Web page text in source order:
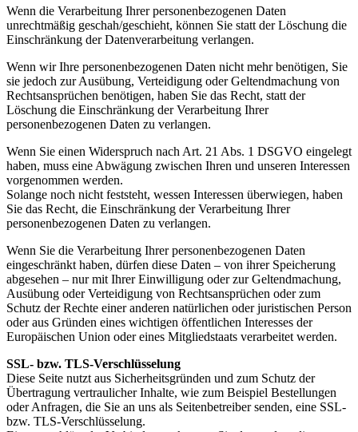
Wenn die Verarbeitung Ihrer personenbezogenen Daten
unrechtmäßig geschah/geschieht, können Sie statt der Löschung die
Einschränkung der Datenverarbeitung verlangen.
Wenn wir Ihre personenbezogenen Daten nicht mehr benötigen, Sie
sie jedoch zur Ausübung, Verteidigung oder Geltendmachung von
Rechtsansprüchen benötigen, haben Sie das Recht, statt der
Löschung die Einschränkung der Verarbeitung Ihrer
personenbezogenen Daten zu verlangen.
Wenn Sie einen Widerspruch nach Art. 21 Abs. 1 DSGVO eingelegt
haben, muss eine Abwägung zwischen Ihren und unseren Interessen
vorgenommen werden.
Solange noch nicht feststeht, wessen Interessen überwiegen, haben
Sie das Recht, die Einschränkung der Verarbeitung Ihrer
personenbezogenen Daten zu verlangen.
Wenn Sie die Verarbeitung Ihrer personenbezogenen Daten
eingeschränkt haben, dürfen diese Daten – von ihrer Speicherung
abgesehen – nur mit Ihrer Einwilligung oder zur Geltendmachung,
Ausübung oder Verteidigung von Rechtsansprüchen oder zum
Schutz der Rechte einer anderen natürlichen oder juristischen Person
oder aus Gründen eines wichtigen öffentlichen Interesses der
Europäischen Union oder eines Mitgliedstaats verarbeitet werden.
SSL- bzw. TLS-Verschlüsselung
Diese Seite nutzt aus Sicherheitsgründen und zum Schutz der
Übertragung vertraulicher Inhalte, wie zum Beispiel Bestellungen
oder Anfragen, die Sie an uns als Seitenbetreiber senden, eine SSL-
bzw. TLS-Verschlüsselung.